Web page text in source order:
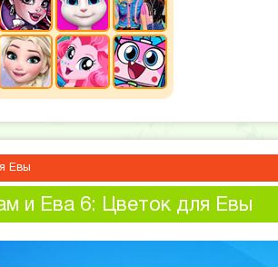
Евы
и Ева 6: Цветок для Евы